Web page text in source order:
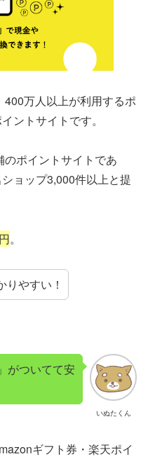
400万人以上が利用するポ
ントサイトです。
ポイントサイトであ
ョップ3,000件以上と提
。
りやすい！
いぬたくん
がついてて安
ギフト券・楽天ポイ